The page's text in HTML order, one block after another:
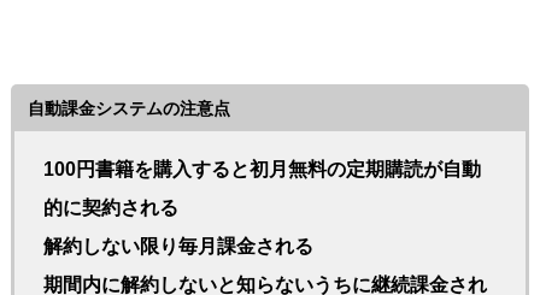
自動課金システムの注意点
100円書籍を購入すると初月無料の定期購読が自動
的に契約される
解約しない限り毎月課金される
期間内に解約しないと知らないうちに継続課金され